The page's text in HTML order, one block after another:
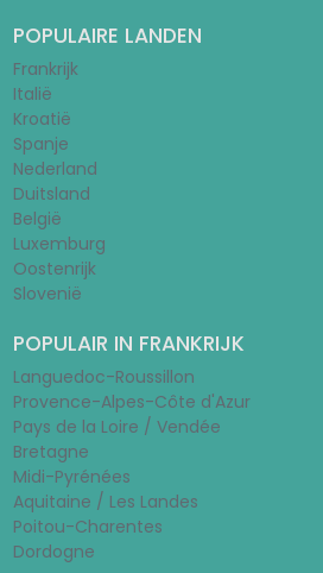
POPULAIRE LANDEN
Frankrijk
Italië
Kroatië
Spanje
Nederland
Duitsland
België
Luxemburg
Oostenrijk
Slovenië
POPULAIR IN FRANKRIJK
Languedoc-Roussillon
Provence-Alpes-Côte d'Azur
Pays de la Loire / Vendée
Bretagne
Midi-Pyrénées
Aquitaine / Les Landes
Poitou-Charentes
Dordogne